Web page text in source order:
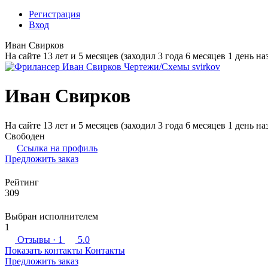
Регистрация
Вход
Иван Свирков
На сайте 13 лет и 5 месяцев (заходил 3 года 6 месяцев 1 день
Иван Свирков
На сайте 13 лет и 5 месяцев (заходил 3 года 6 месяцев 1 день
Свободен
Ссылка на профиль
Предложить заказ
Рейтинг
309
Выбран исполнителем
1
Отзывы · 1
5.0
Показать контакты Контакты
Предложить заказ